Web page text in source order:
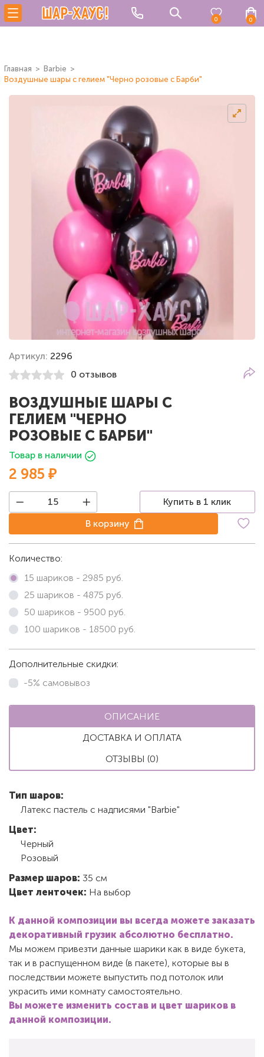
0 0
Главная
Barbie
Воздушные шары с гелием "Черно розовые с Барби"
Артикул: 2296
0 отзывов
ВОЗДУШНЫЕ ШАРЫ С
ГЕЛИЕМ "ЧЕРНО
РОЗОВЫЕ С БАРБИ"
Товар в наличии
2 985 ₽
Купить в 1 клик
В корзину
Количество:
15 шариков - 2985 руб.
25 шариков - 4875 руб.
50 шариков - 9500 руб.
100 шариков - 18500 руб.
Дополнительные скидки:
-5% самовывоз
ОПИСАНИЕ
ДОСТАВКА И ОПЛАТА
ОТЗЫВЫ (0)
Тип шаров:
Латекс пастель с надписями "Barbie"
Цвет:
Черный
Розовый
Размер шаров: 35 см
Цвет ленточек: На выбор
К данной композиции вы всегда можете заказать
декоративный грузик абсолютно бесплатно.
Мы можем привезти данные шарики как в виде букета,
так и в распущенном виде (в пакете), которые вы в
последствии можете выпустить под потолок или
украсить ими комнату самостоятельно.
Вы можете изменить состав и цвет шариков в
данной композиции.